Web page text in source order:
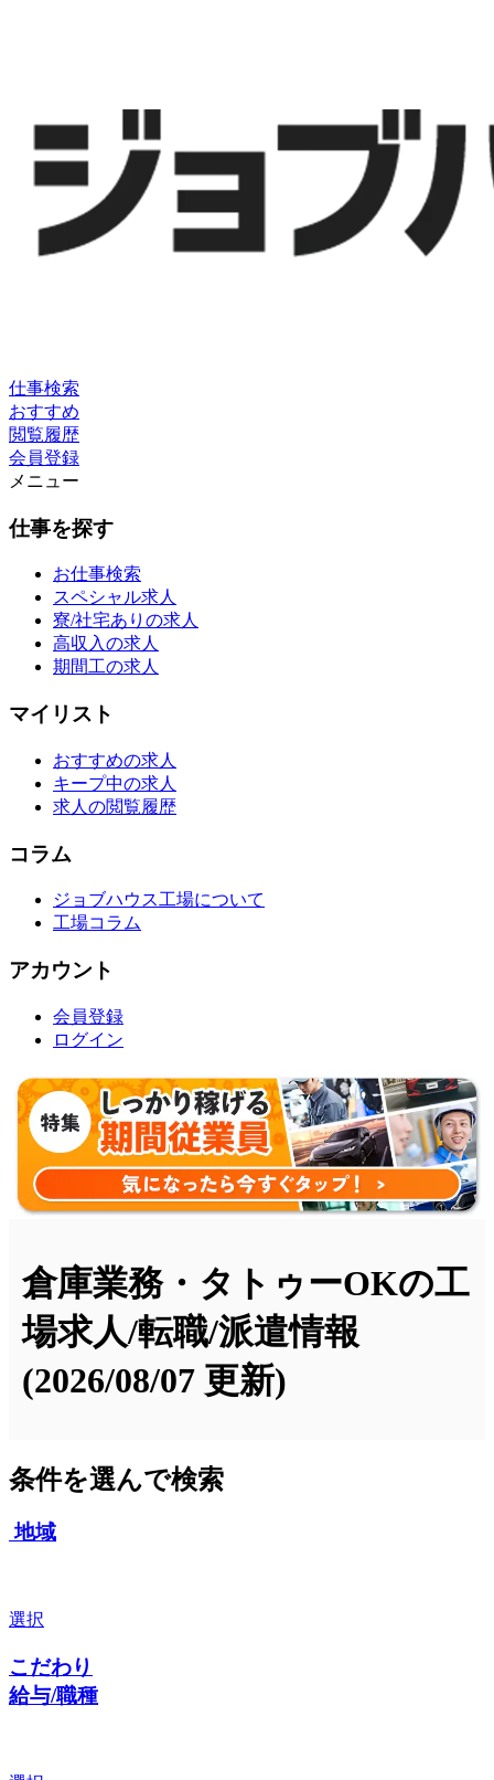
仕事検索
おすすめ
閲覧履歴
会員登録
メニュー
仕事を探す
お仕事検索
スペシャル求人
寮/社宅ありの求人
高収入の求人
期間工の求人
マイリスト
おすすめの求人
キープ中の求人
求人の閲覧履歴
コラム
ジョブハウス工場について
工場コラム
アカウント
会員登録
ログイン
倉庫業務・タトゥーOKの工
場求人/転職/派遣情報
(2026/08/07 更新)
条件を選んで検索
地域
選択
こだわり
給与/職種